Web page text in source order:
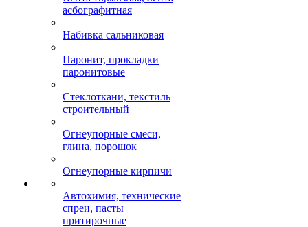
асбографитная
Набивка сальниковая
Паронит, прокладки
паронитовые
Стеклоткани, текстиль
строительный
Огнеупорные смеси,
глина, порошок
Огнеупорные кирпичи
Автохимия, технические
спреи, пасты
притирочные